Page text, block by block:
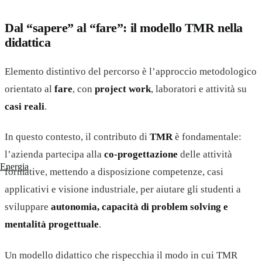
Energia
Dal “sapere” al “fare”: il modello TMR nella
didattica
Elemento distintivo del percorso è l’approccio metodologico
orientato al fare, con project work, laboratori e attività su
casi reali.
In questo contesto, il contributo di TMRè fondamentale:
l’azienda partecipa alla co-progettazione delle attività
formative, mettendo a disposizione competenze, casi
applicativi e visione industriale, per aiutare gli studenti a
sviluppare autonomia, capacità di problem solving e
mentalità progettuale.
Un modello didattico che rispecchia il modo in cui TMR